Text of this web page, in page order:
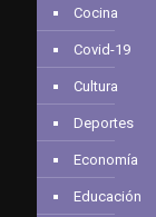
Cocina
Covid-19
Cultura
Deportes
Economía
Educación